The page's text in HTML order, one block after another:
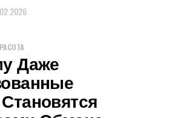
Даже